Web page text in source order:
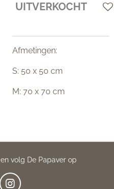
UITVERKOCHT
Afmetingen:
S: 50 x 50 cm
M: 70 x 70 cm
volg De Papaver op